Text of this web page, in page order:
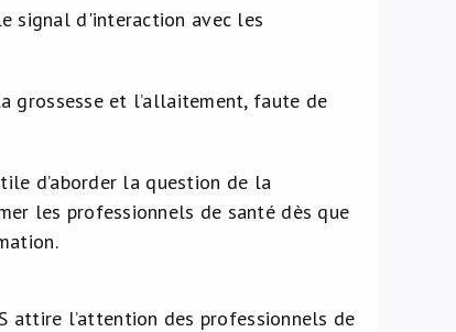
signal d'interaction avec les
grossesse et l’allaitement, faute de
d’aborder la question de la
les professionnels de santé dès que
attire l’attention des professionnels de